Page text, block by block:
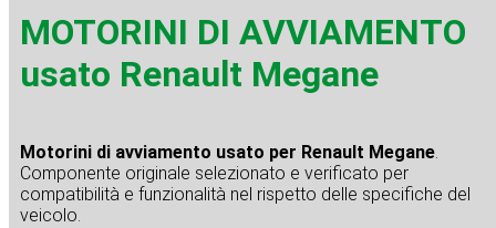
MOTORINI DI AVVIAMENTO
usato Renault Megane
Motorini di avviamento usato per Renault Megane.
Componente originale selezionato e verificato per
compatibilità e funzionalità nel rispetto delle specifiche del
veicolo.